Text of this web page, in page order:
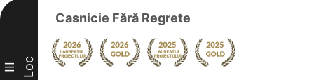
III Loc
Casnicie Fără Regrete